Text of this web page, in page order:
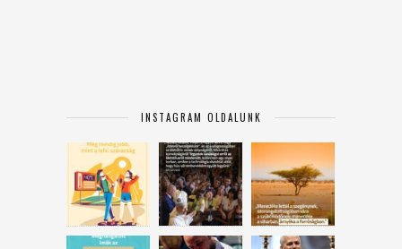
INSTAGRAM OLDALUNK